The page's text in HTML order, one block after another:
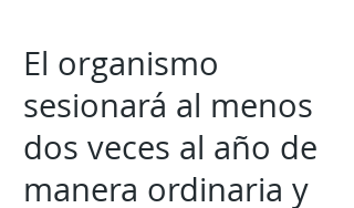
El organismo
sesionará al menos
dos veces al año de
manera ordinaria y